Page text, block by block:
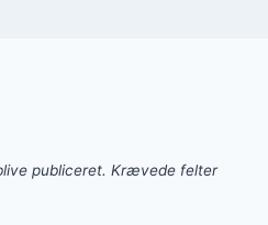
publiceret. Krævede felter